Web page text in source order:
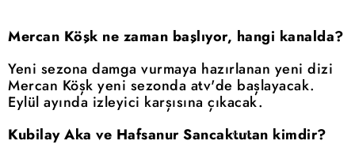
Mercan Köşk ne zaman başlıyor, hangi kanalda?
Yeni sezona damga vurmaya hazırlanan yeni dizi
Mercan Köşk yeni sezonda atv'de başlayacak.
Eylül ayında izleyici karşısına çıkacak.
Kubilay Aka ve Hafsanur Sancaktutan kimdir?